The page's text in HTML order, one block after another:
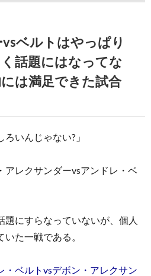
ベルトはやっぱり
話題にはなってな
は満足できた試合
ろいんじゃない?」
アレクサンダーvsアンドレ・ベ
題にすらなっていないが、個人
た一戦である。
・ベルトvsデボン・アレクサン